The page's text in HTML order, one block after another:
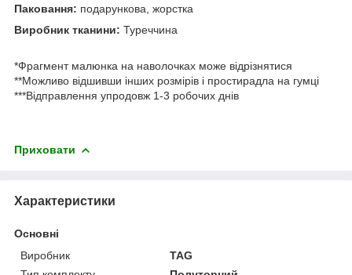
Паковання: подарункова, жорстка
Виробник тканини: Туреччина
*Фрагмент малюнка на наволочках може відрізнятися
**Можливо відшивши інших розмірів і простирадла на гумці
***Відправлення упродовж 1-3 робочих днів
Приховати
Характеристики
Основні
Виробник
TAG